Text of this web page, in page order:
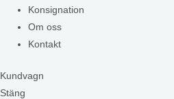
Konsignation
Om oss
Kontakt
Kundvagn
Stäng